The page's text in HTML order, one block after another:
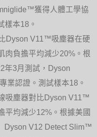
獲得人體工學協
樣本18。
Dyson V11™吸塵器在硬
肉負擔平均減少20%。根
年3月測試，Dyson
業認證。測試樣本18。
吸塵器對比Dyson V11™
平均減少12%。根據美國
Dyson V12 Detect Slim™